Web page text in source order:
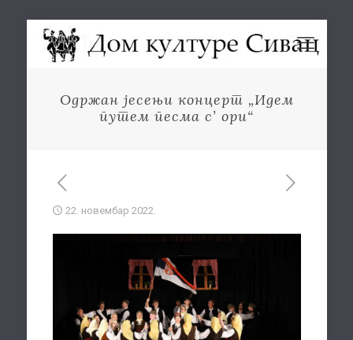
Одржан јесењи концерт „Идем
путем песма с’ ори“
22. новембар 2022.